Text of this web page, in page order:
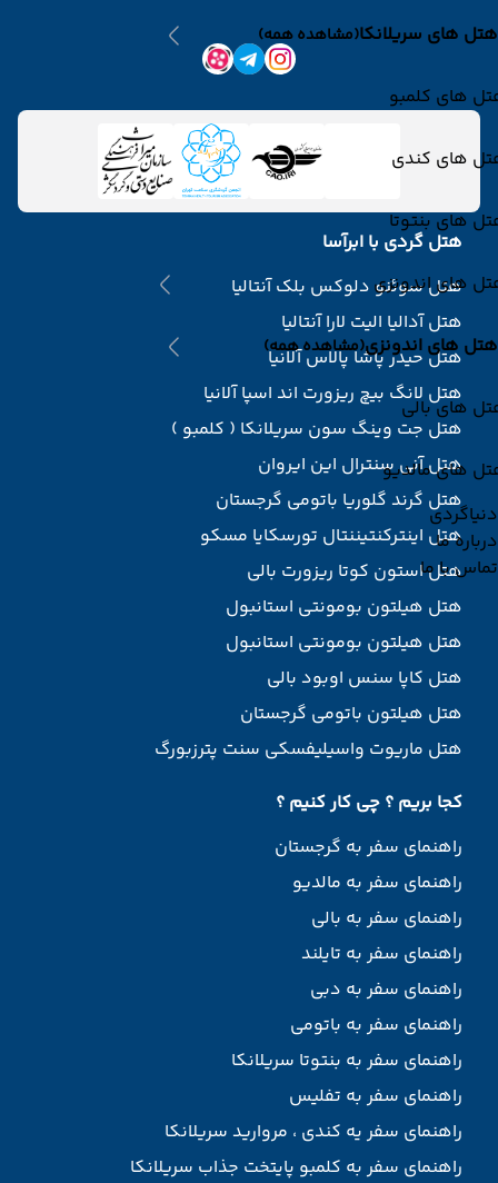
هتل های سریلانکا(مشاهده همه)
های کلمبو
های کندی
های بنتوتا
های اندونزی
هتل های اندونزی(مشاهده همه)
های بالی
های مالدیو
دنیاگردی
درباره ما
تماس با ما
هتل گردی با ابرآسا
هتل سوئنو دلوکس بلک آنتالیا
هتل آدالیا الیت لارا آنتالیا
هتل حیدر پاشا پالاس آلانیا
هتل لانگ بیچ ریزورت اند اسپا آلانیا
هتل جت وینگ سون سریلانکا ( کلمبو )
هتل آنی سنترال این ایروان
هتل گرند گلوریا باتومی گرجستان
هتل اینترکنتیننتال تورسکایا مسکو
هتل استون کوتا ریزورت بالی
هتل هیلتون بومونتی استانبول
هتل هیلتون بومونتی استانبول
هتل کاپا سنس اوبود بالی
هتل هیلتون باتومی گرجستان
هتل ماریوت واسیلیفسکی سنت پترزبورگ
کجا بریم ؟ چی کار کنیم ؟
راهنمای سفر به گرجستان
راهنمای سفر به مالدیو
راهنمای سفر به بالی
راهنمای سفر به تایلند
راهنمای سفر به دبی
راهنمای سفر به باتومی
راهنمای سفر به بنتوتا سریلانکا
راهنمای سفر به تفلیس
راهنمای سفر یه کندی ، مروارید سریلانکا
راهنمای سفر به کلمبو پایتخت جذاب سریلانکا